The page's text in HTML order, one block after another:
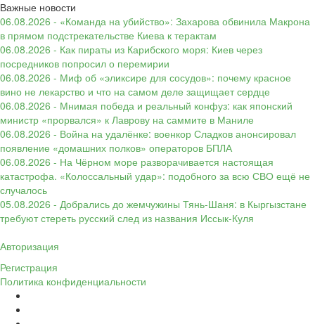
Важные новости
06.08.2026 - «Команда на убийство»: Захарова обвинила Макрона
в прямом подстрекательстве Киева к терактам
06.08.2026 - Как пираты из Карибского моря: Киев через
посредников попросил о перемирии
06.08.2026 - Миф об «эликсире для сосудов»: почему красное
вино не лекарство и что на самом деле защищает сердце
06.08.2026 - Мнимая победа и реальный конфуз: как японский
министр «прорвался» к Лаврову на саммите в Маниле
06.08.2026 - Война на удалёнке: военкор Сладков анонсировал
появление «домашних полков» операторов БПЛА
06.08.2026 - На Чёрном море разворачивается настоящая
катастрофа. «Колоссальный удар»: подобного за всю СВО ещё не
случалось
05.08.2026 - Добрались до жемчужины Тянь-Шаня: в Кыргызстане
требуют стереть русский след из названия Иссык-Куля
Авторизация
Регистрация
Политика конфиденциальности